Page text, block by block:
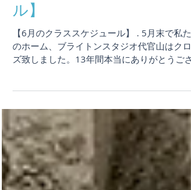
【6月のクラススケジュー
ル】
【6月のクラススケジュール】 . 5月末で私た
ズ致しました。13年間本当にありがとうござ
スは終了いたしましたが、6月以降もYOGA
FOR EVERY BODYのクラスは場所を変えて継
していきます。 . 6月中旬よりスタジオクラス
再開予定で現在準備しています、詳細決まり
第ご連絡致します。また、月額￥3000でクラ
ス受け放題！『YOGA FOR EVERY BODY